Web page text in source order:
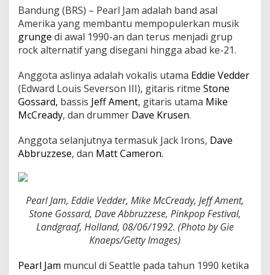
Fame
Bandung (BRS) – Pearl Jam adalah band asal
Amerika yang membantu mempopulerkan musik
grunge di awal 1990-an dan terus menjadi grup
rock alternatif yang disegani hingga abad ke-21.
Anggota aslinya adalah vokalis utama Eddie Vedder
(Edward Louis Severson III), gitaris ritme Stone
Gossard, bassis Jeff Ament, gitaris utama Mike
McCready, dan drummer Dave Krusen.
Anggota selanjutnya termasuk Jack Irons, Dave
Abbruzzese, dan Matt Cameron.
Pearl Jam, Eddie Vedder, Mike McCready, Jeff Ament,
Stone Gossard, Dave Abbruzzese, Pinkpop Festival,
Landgraaf, Holland, 08/06/1992. (Photo by Gie
Knaeps/Getty Images)
Pearl Jam muncul di Seattle pada tahun 1990 ketika